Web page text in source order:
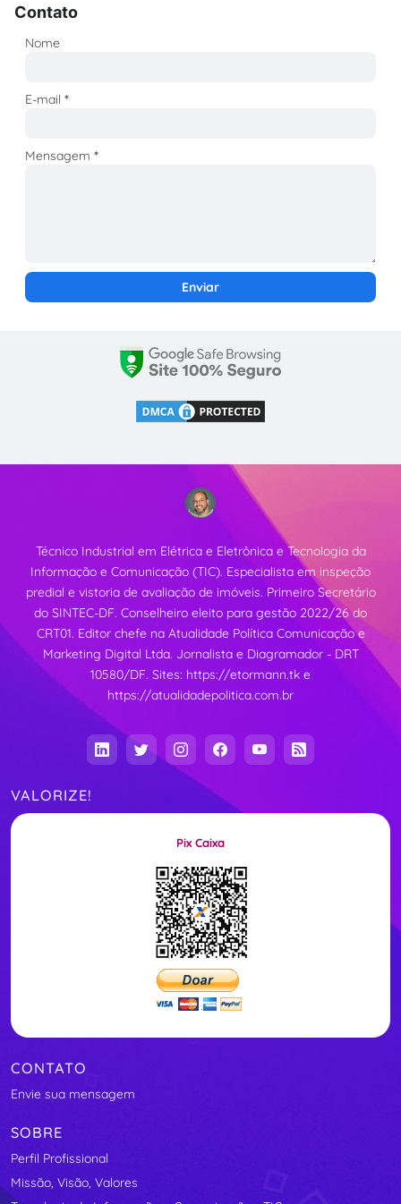
Contato
Nome
E-mail*
Mensagem*
Técnico Industrial em Elétrica e Eletrônica e Tecnologia da
Informação e Comunicação (TIC). Especialista em inspeção
predial e vistoria de avaliação de imóveis. Primeiro Secretário
do SINTEC-DF. Conselheiro eleito para gestão 2022/26 do
CRT01. Editor chefe na Atualidade Política Comunicação e
Marketing Digital Ltda. Jornalista e Diagramador - DRT
10580/DF. Sites: https://etormann.tk e
https://atualidadepolitica.com.br
VALORIZE!
Pix Caixa
CONTATO
Envie sua mensagem
SOBRE
Perfil Profissional
Missão, Visão, Valores